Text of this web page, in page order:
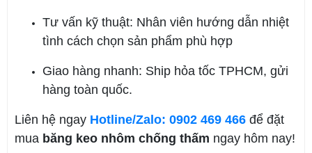
Tư vấn kỹ thuật: Nhân viên hướng dẫn nhiệt
tình cách chọn sản phẩm phù hợp
Giao hàng nhanh: Ship hỏa tốc TPHCM, gửi
hàng toàn quốc.
Liên hệ ngay Hotline/Zalo: 0902 469 466 để đặt
mua băng keo nhôm chống thấm ngay hôm nay!